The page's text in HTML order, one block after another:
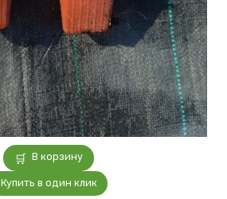
В корзину
Купить в один клик